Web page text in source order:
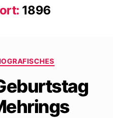
1896
Kategorien